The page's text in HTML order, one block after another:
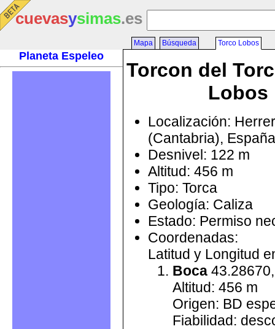
cuevasysimas.es
Planeta Espeleo
Mapa Búsqueda Torco Lobos
Torcon del
Lobos
Localización:
(Cantabria), España
Desnivel: 122 m
Altitud: 456 m
Tipo: Torca
Geología: Caliza
Estado: Permiso
Coordenadas:
Latitud y Longitud
Boca
Altitud: 456 m
Origen: BD
Fiabilidad: